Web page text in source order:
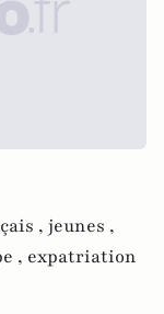
, jeunes ,
, expatriation